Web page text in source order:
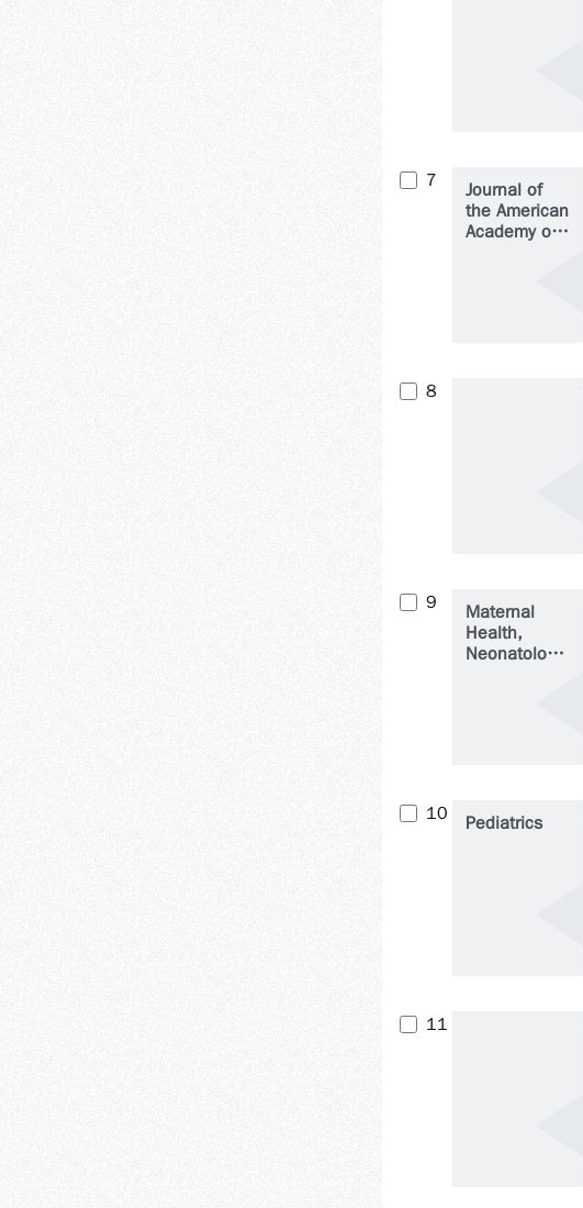
7
Journal of
the American
Academy of
8
9
Maternal
Health,
Neonatology
10 Pediatrics
11